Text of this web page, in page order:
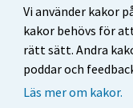
Vi använder kakor
kakor behövs för
rätt sätt. Andra
poddar och
Läs mer om kakor.
Användarvillkor
Dataskydd
Tillgänglighet